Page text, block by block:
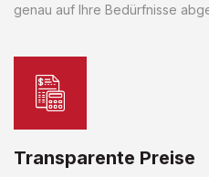
genau auf Ihre Bedürfnisse
Transparente Preise